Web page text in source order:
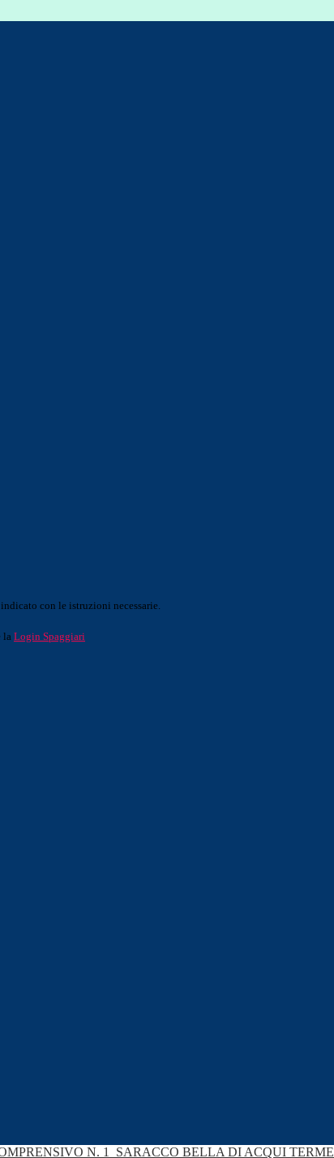
con le istruzioni necessarie.
la Login Spaggiari
N. 1 SARACCO BELLA DI ACQUI TERME